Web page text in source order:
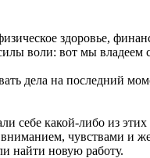
здоровье,
воли: вот мы
дела на последний
себе какой-либо из
чувствами и
найти новую работу.